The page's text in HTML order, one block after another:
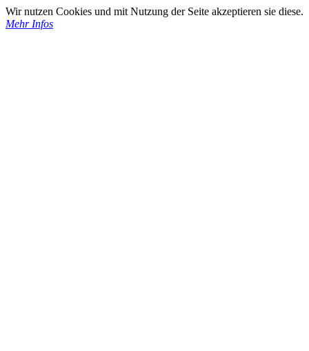
Wir nutzen Cookies und mit Nutzung der Seite akzeptieren sie diese.
Mehr Infos